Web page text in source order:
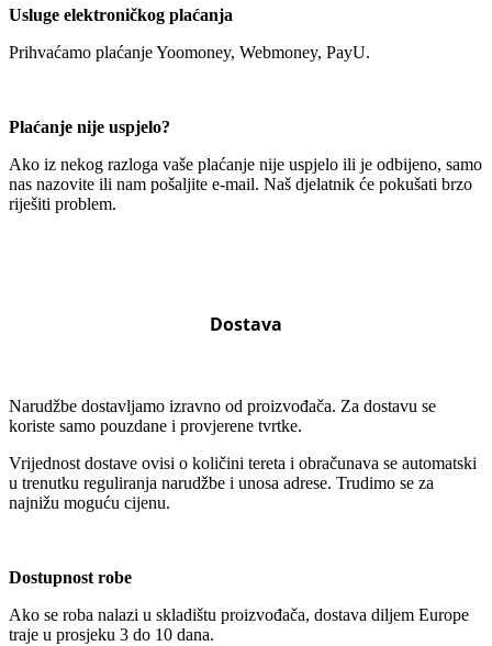
Usluge elektroničkog plaćanja
Prihvaćamo plaćanje Yoomoney, Webmoney, PayU.
Plaćanje nije uspjelo?
Ako iz nekog razloga vaše plaćanje nije uspjelo ili je odbijeno, samo
nas nazovite ili nam pošaljite e-mail. Naš djelatnik će pokušati brzo
riješiti problem.
Dostava
Narudžbe dostavljamo izravno od proizvođača. Za dostavu se
koriste samo pouzdane i provjerene tvrtke.
Vrijednost dostave ovisi o količini tereta i obračunava se automatski
u trenutku reguliranja narudžbe i unosa adrese. Trudimo se za
najnižu moguću cijenu.
Dostupnost robe
Ako se roba nalazi u skladištu proizvođača, dostava diljem Europe
traje u prosjeku 3 do 10 dana.